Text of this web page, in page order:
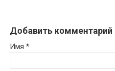
Добавить комментарий
Имя *